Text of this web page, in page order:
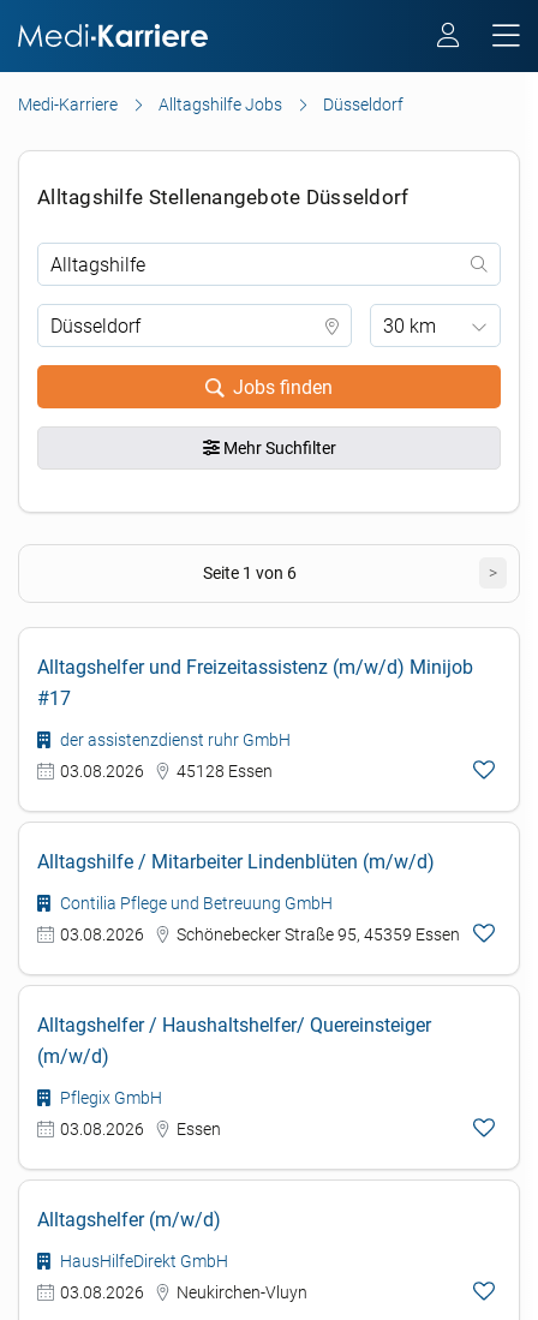
Medi-Karriere Alltagshilfe Jobs Düsseldorf
Alltagshilfe Stellenangebote Düsseldorf
30 km
Jobs finden
Mehr Suchfilter
Seite 1 von 6 >
Alltagshelfer und Freizeitassistenz (m/w/d) Minijob
#17
der assistenzdienst ruhr GmbH
03.08.2026
45128 Essen
Alltagshilfe / Mitarbeiter Lindenblüten (m/w/d)
Contilia Pflege und Betreuung GmbH
03.08.2026
Schönebecker Straße 95, 45359 Essen
Alltagshelfer / Haushaltshelfer/ Quereinsteiger
(m/w/d)
Pflegix GmbH
03.08.2026
Essen
Alltagshelfer (m/w/d)
HausHilfeDirekt GmbH
03.08.2026
Neukirchen-Vluyn